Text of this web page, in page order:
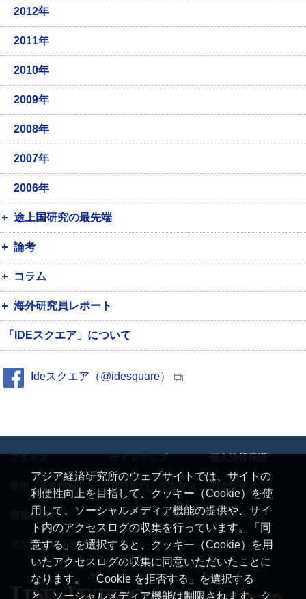
2012年
2011年
2010年
2009年
2008年
2007年
2006年
途上国研究の最先端
論考
コラム
海外研究員レポート
「IDEスクエア」について
Ideスクエア（@idesquare）
アジア経済研究所のウェブサイトでは、サイトの
利便性向上を目指して、クッキー（Cookie）を使
用して、ソーシャルメディア機能の提供や、サイ
ト内のアクセスログの収集を行っています。「同
意する」を選択すると、クッキー（Cookie）を用
いたアクセスログの収集に同意いただいたことに
なります。「Cookie を拒否する」を選択する
と、ソーシャルメディア機能は制限されます。ク
アクセス サイトマップ 個人情報保護
採用・募集情報 利用規約・免責事項 調達情報
情報公開 推奨環境 お問い合わせ
アクセシビリティ